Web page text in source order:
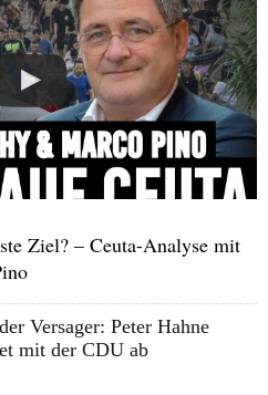
Ziel? – Ceuta-Analyse mit
Versager: Peter Hahne
mit der CDU ab